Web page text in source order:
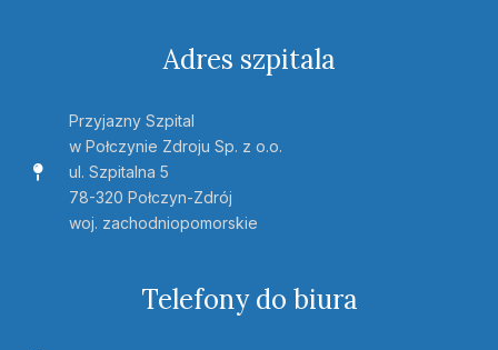
Adres szpitala
Przyjazny Szpital
w Połczynie Zdroju Sp. z o.o.
ul. Szpitalna 5
78-320 Połczyn-Zdrój
woj. zachodniopomorskie
Telefony do biura